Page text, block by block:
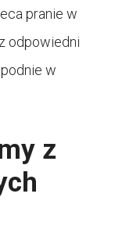
pranie w
odpowiedni
w
z